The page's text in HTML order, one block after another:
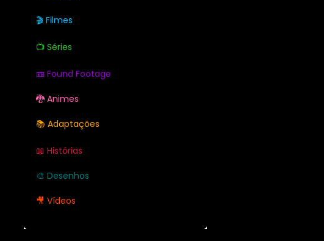
🎬 Filmes
📺 Séries
📼 Found Footage
🐉 Animes
📚 Adaptações
📖 Histórias
🎨 Desenhos
🎥 Vídeos